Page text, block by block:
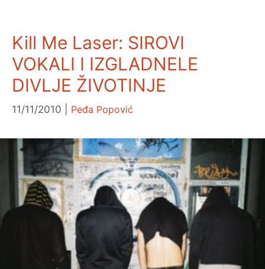
Kill Me Laser: SIROVI
VOKALI I IZGLADNELE
DIVLJE ŽIVOTINJE
11/11/2010 Peđa Popović